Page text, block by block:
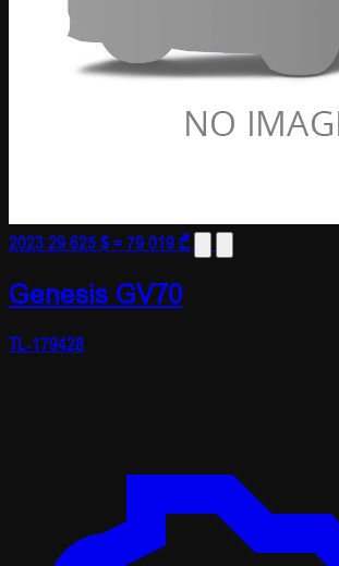
202329 625 $≈ 79 019 ₾
Genesis GV70
TL-179428